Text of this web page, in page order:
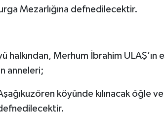
Mezarlığına defnedilecektir.
halkından, Merhum İbrahim ULAŞ’ın
anneleri;
köyünde kılınacak öğle